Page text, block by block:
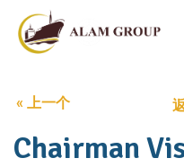
« 上一个
Chairman